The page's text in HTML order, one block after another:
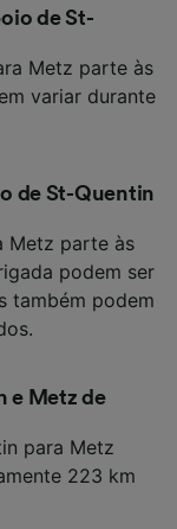
de St-
Metz parte às
variar durante
de St-Quentin
Metz parte às
podem ser
também podem
e Metz de
para Metz
223 km